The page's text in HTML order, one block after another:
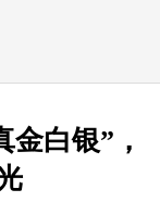
白银”，